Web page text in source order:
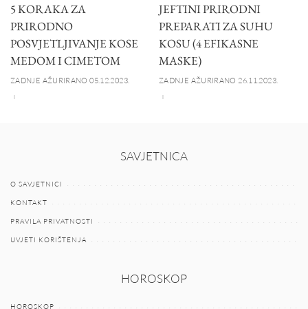
5 KORAKA ZA
PRIRODNO
POSVJETLJIVANJE KOSE
MEDOM I CIMETOM
ZADNJE AŽURIRANO 05.12.2023.
JEFTINI PRIRODNI
PREPARATI ZA SUHU
KOSU (4 EFIKASNE
MASKE)
ZADNJE AŽURIRANO 26.11.2023.
SAVJETNICA
O SAVJETNICI
KONTAKT
PRAVILA PRIVATNOSTI
UVJETI KORIŠTENJA
HOROSKOP
HOROSKOP